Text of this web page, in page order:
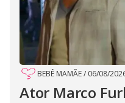
BEBÊ MAMÃE/ 06/08/
Ator Marco